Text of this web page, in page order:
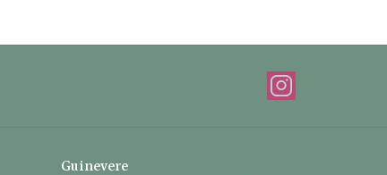
Guinevere